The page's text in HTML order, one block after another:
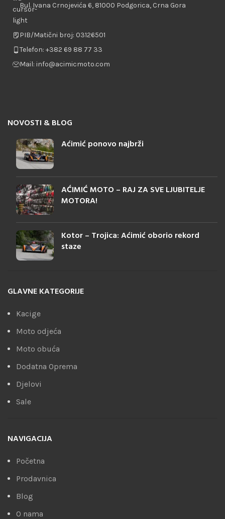
Bul. Ivana Crnojevića 6, 81000 Podgorica, Crna Gora
PIB/Matični broj: 03126501
Telefon: +382 69 88 77 33
Mail: info@acimicmoto.com
NOVOSTI & BLOG
Aćimić ponovo najbrži
AĆIMIĆ MOTO – RAJ ZA SVE LJUBITELJE
MOTORA!
Kotor – Trojica: Aćimić oborio rekord
staze
GLAVNE KATEGORIJE
Kacige
Moto odjeća
Moto obuća
Dodatna Oprema
Djelovi
Sale
NAVIGACIJA
Početna
Prodavnica
Blog
O nama